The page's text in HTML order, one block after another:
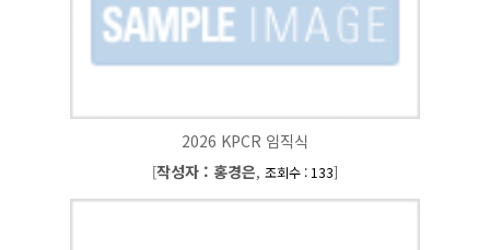
2026 KPCR 임직식
[작성자 : 홍경은, 조회수 : 133]